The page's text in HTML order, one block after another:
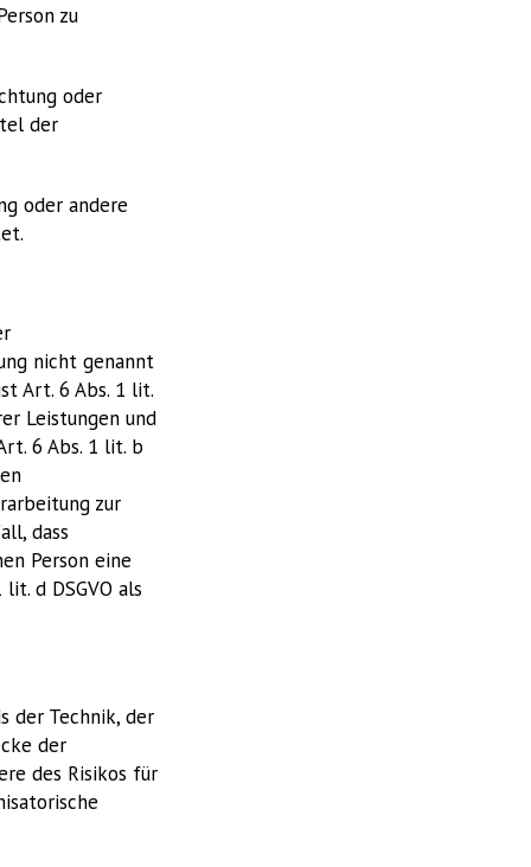
zu
oder
der
oder andere
nicht genannt
Art. 6 Abs. 1 lit.
Leistungen und
6 Abs. 1 lit. b
zur
dass
Person eine
d DSGVO als
der Technik, der
der
des Risikos für